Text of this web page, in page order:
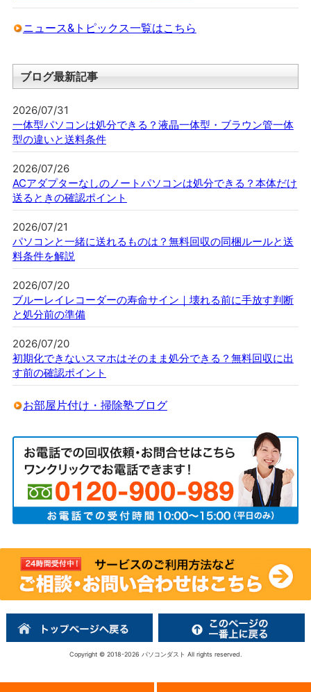
ニュース&トピックス一覧はこちら
ブログ最新記事
2026/07/31
一体型パソコンは処分できる？液晶一体型・ブラウン管一体
型の違いと送料条件
2026/07/26
ACアダプターなしのノートパソコンは処分できる？本体だけ
送るときの確認ポイント
2026/07/21
パソコンと一緒に送れるものは？無料回収の同梱ルールと送
料条件を解説
2026/07/20
ブルーレイレコーダーの寿命サイン｜壊れる前に手放す判断
と処分前の準備
2026/07/20
初期化できないスマホはそのまま処分できる？無料回収に出
す前の確認ポイント
お部屋片付け・掃除塾ブログ
Copyright © 2018-2026 パソコンダスト All rights reserved.